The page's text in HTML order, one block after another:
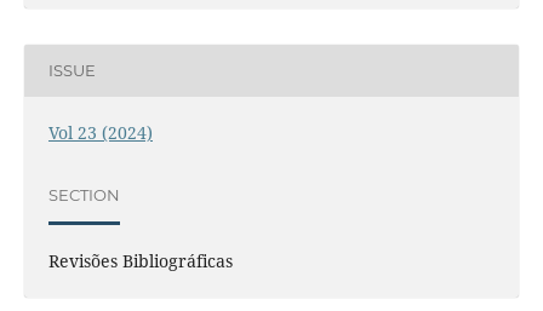
ISSUE
Vol 23 (2024)
SECTION
Revisões Bibliográficas